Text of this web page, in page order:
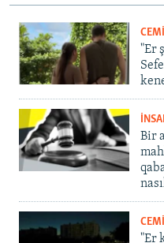
"Er
Bir
"Er